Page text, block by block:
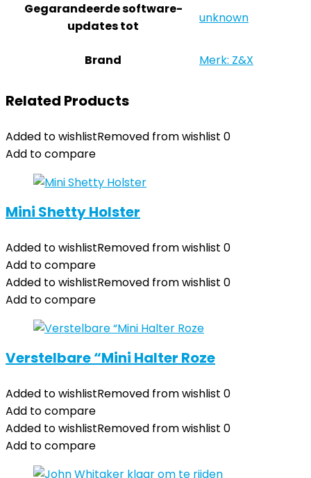
Gegarandeerde software-
updates tot
‎unknown
Brand Merk: Z&X
Related Products
Added to wishlistRemoved from wishlist 0
Add to compare
Mini Shetty Holster
Added to wishlistRemoved from wishlist 0
Add to compare
Added to wishlistRemoved from wishlist 0
Add to compare
Verstelbare “Mini Halter Roze
Added to wishlistRemoved from wishlist 0
Add to compare
Added to wishlistRemoved from wishlist 0
Add to compare